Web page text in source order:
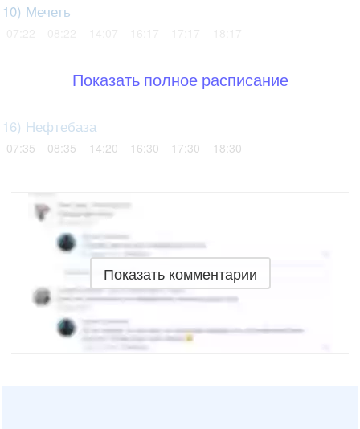
10) Мечеть
Показать полное расписание
16) Нефтебаза
07:35 08:35 14:20 16:30 17:30 18:30
Показать комментарии